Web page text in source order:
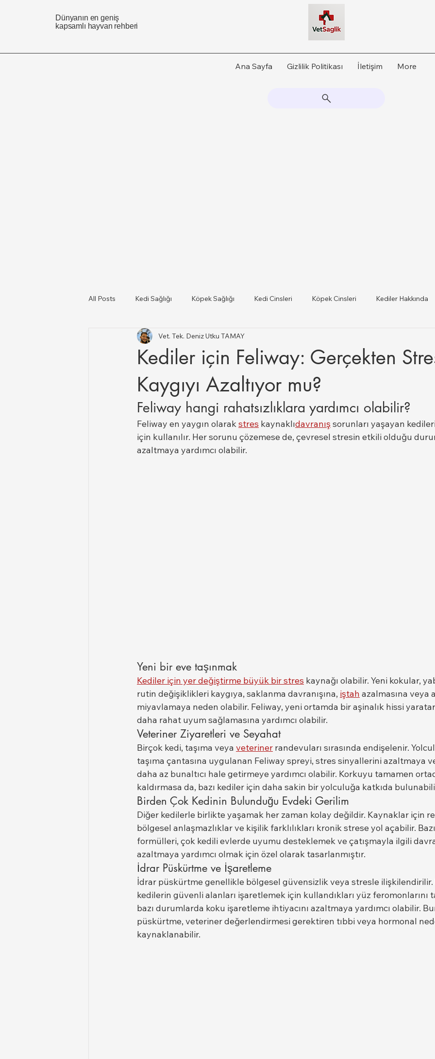
Dünyanın en geniş
kapsamlı hayvan rehberi
Ana Sayfa Gizlilik Politikası İletişim More
All Posts Kedi Sağlığı Köpek Sağlığı Kedi Cinsleri Köpek Cinsleri Kediler Hakkında
Kediler Ve Köpekler Türkiye il ilce Veteriner Listesi
Büyükbaş ve Küçükbaş Hayvan Sağlığı
Kediler için Feliway: Gerçekten
Kaygıyı Azaltıyor mu?
Vet. Tek. Deniz Utku TAMAY
Feliway hangi rahatsızlıklara yardımcı olabilir?
Feliway en yaygın olarak stres kaynaklıdavranış sorunları yaşayan
için kullanılır. Her sorunu çözemese de, çevresel stresin etkili olduğu
azaltmaya yardımcı olabilir.
Yeni bir eve taşınmak
Kediler için yer değiştirme büyük bir stres kaynağı olabilir. Yeni kokular,
rutin değişiklikleri kaygıya, saklanma davranışına, iştah azalmasına veya
miyavlamaya neden olabilir. Feliway, yeni ortamda bir aşinalık hissi
daha rahat uyum sağlamasına yardımcı olabilir.
Veteriner Ziyaretleri ve Seyahat
Birçok kedi, taşıma veya veteriner randevuları sırasında endişelenir.
taşıma çantasına uygulanan Feliway spreyi, stres sinyallerini azaltmaya
daha az bunaltıcı hale getirmeye yardımcı olabilir. Korkuyu tamamen
kaldırmasa da, bazı kediler için daha sakin bir yolculuğa katkıda
Birden Çok Kedinin Bulunduğu Evdeki Gerilim
Diğer kedilerle birlikte yaşamak her zaman kolay değildir. Kaynaklar için
bölgesel anlaşmazlıklar ve kişilik farklılıkları kronik strese yol açabilir.
formülleri, çok kedili evlerde uyumu desteklemek ve çatışmayla ilgili
azaltmaya yardımcı olmak için özel olarak tasarlanmıştır.
İdrar Püskürtme ve İşaretleme
İdrar püskürtme genellikle bölgesel güvensizlik veya stresle ilişkilendirilir.
kedilerin güvenli alanları işaretlemek için kullandıkları yüz feromonlarını
bazı durumlarda koku işaretleme ihtiyacını azaltmaya yardımcı olabilir.
püskürtme, veteriner değerlendirmesi gerektiren tıbbi veya hormonal
kaynaklanabilir.